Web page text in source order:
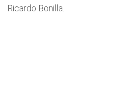
Ricardo Bonilla.